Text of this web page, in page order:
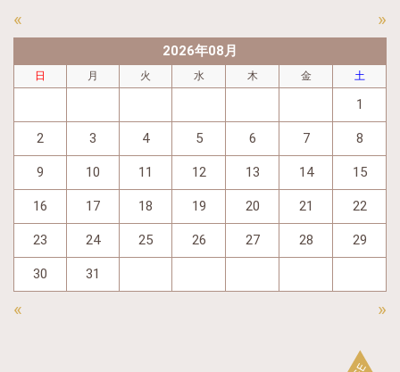
« »
2026年08月
日 月 火 水 木 金 土
1
2 3 4 5 6 7 8
9 10 11 12 13 14 15
16 17 18 19 20 21 22
23 24 25 26 27 28 29
30 31
« »